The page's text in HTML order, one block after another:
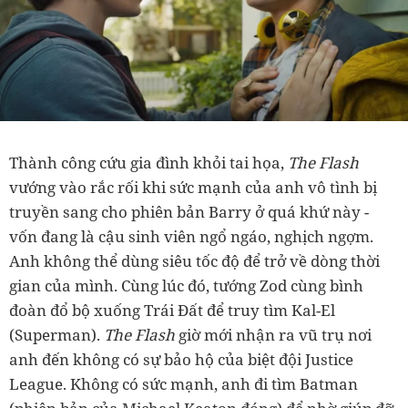
Thành công cứu gia đình khỏi tai họa, The Flash
vướng vào rắc rối khi sức mạnh của anh vô tình bị
truyền sang cho phiên bản Barry ở quá khứ này -
vốn đang là cậu sinh viên ngổ ngáo, nghịch ngợm.
Anh không thể dùng siêu tốc độ để trở về dòng thời
gian của mình. Cùng lúc đó, tướng Zod cùng bình
đoàn đổ bộ xuống Trái Đất để truy tìm Kal-El
(Superman). The Flash giờ mới nhận ra vũ trụ nơi
anh đến không có sự bảo hộ của biệt đội Justice
League. Không có sức mạnh, anh đi tìm Batman